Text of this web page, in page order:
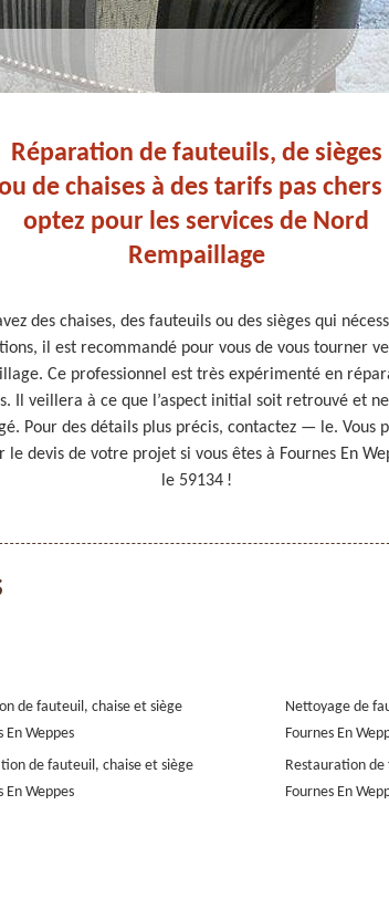
Réparation de fauteuils, de sièges
de chaises à des tarifs pas chers
optez pour les services de Nord
Rempaillage
des chaises, des fauteuils ou des sièges qui
il est recommandé pour vous de vous tourner
Ce professionnel est très expérimenté en
Il veillera à ce que l’aspect initial soit retrouvé et
Pour des détails plus précis, contactez — le. Vous
le devis de votre projet si vous êtes à Fournes En
le 59134 !
de fauteuil, chaise et siège
En Weppes
de fauteuil, chaise et siège
En Weppes
Nettoyage de
Fournes En
Restauration
Fournes En